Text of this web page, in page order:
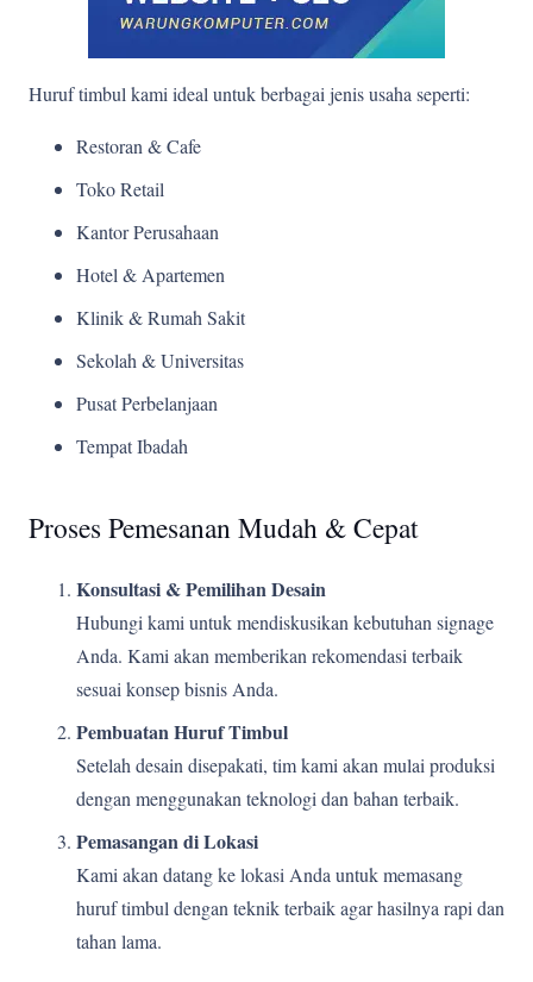
Huruf timbul kami ideal untuk berbagai jenis usaha seperti:
Restoran & Cafe
Toko Retail
Kantor Perusahaan
Hotel & Apartemen
Klinik & Rumah Sakit
Sekolah & Universitas
Pusat Perbelanjaan
Tempat Ibadah
Proses Pemesanan Mudah & Cepat
Konsultasi & Pemilihan Desain
Hubungi kami untuk mendiskusikan kebutuhan signage
Anda. Kami akan memberikan rekomendasi terbaik
sesuai konsep bisnis Anda.
Pembuatan Huruf Timbul
Setelah desain disepakati, tim kami akan mulai produksi
dengan menggunakan teknologi dan bahan terbaik.
Pemasangan di Lokasi
Kami akan datang ke lokasi Anda untuk memasang
huruf timbul dengan teknik terbaik agar hasilnya rapi dan
tahan lama.